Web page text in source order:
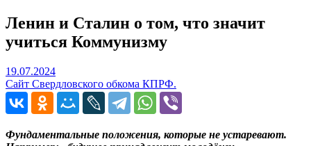
Ленин и Сталин о том, что значит
учиться Коммунизму
19.07.202419.07.2024
Сайт Свердловского обкома КПРФ.
Фундаментальные положения, которые не устаревают.